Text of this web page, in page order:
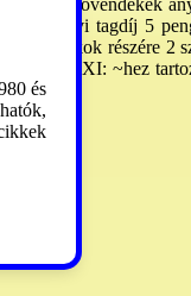
a növendékek
az évi tagdíj 5
diákok részére 2
- 2000. XI: ~hez
és